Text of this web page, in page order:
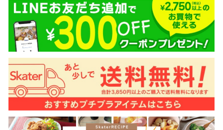
サンドベージュＡｍｚ